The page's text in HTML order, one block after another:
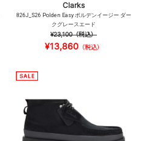
Clarks
826J_S26 Polden Easy ポルデンイージー ダー
クグレースエード
¥23,100（税込）
¥13,860（税込）